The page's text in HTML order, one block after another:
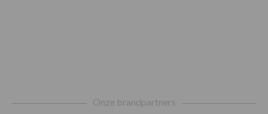
Onze brandpartners